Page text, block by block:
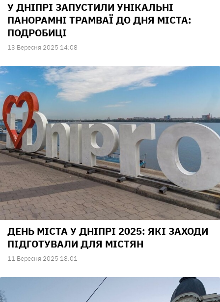
У ДНІПРІ ЗАПУСТИЛИ УНІКАЛЬНІ
ПАНОРАМНІ ТРАМВАЇ ДО ДНЯ МІСТА:
ПОДРОБИЦІ
13 Вересня 2025 14:08
ДЕНЬ МІСТА У ДНІПРІ 2025: ЯКІ ЗАХОДИ
ПІДГОТУВАЛИ ДЛЯ МІСТЯН
11 Вересня 2025 18:01